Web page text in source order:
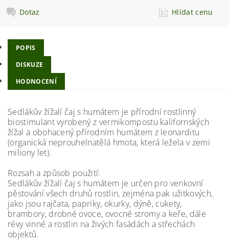
Dotaz
Hlídat cenu
POPIS
DISKUZE
HODNOCENÍ
Sedlákův žížalí čaj s humátem je přírodní rostlinný
biostimulant vyrobený z vermikompostu kalifornských
žížal a obohacený přírodním humátem z leonarditu
(organická neprouhelnatělá hmota, která ležela v zemi
miliony let).
Rozsah a způsob použití:
Sedlákův žížalí čaj s humátem je určen pro venkovní
pěstování všech druhů rostlin, zejména pak užitkových,
jako jsou rajčata, papriky, okurky, dýně, cukety,
brambory, drobné ovoce, ovocné stromy a keře, dále
révy vinné a rostlin na živých fasádách a střechách
objektů.